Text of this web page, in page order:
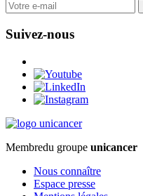
Suivez-nous
Membredu groupe unicancer
Nous connaître
Espace presse